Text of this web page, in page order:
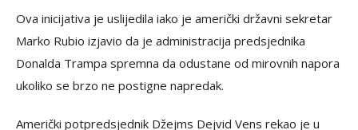
Ova inicijativa je uslijedila iako je američki državni sekretar
Marko Rubio izjavio da je administracija predsjednika
Donalda Trampa spremna da odustane od mirovnih napora
ukoliko se brzo ne postigne napredak.
Američki potpredsjednik Džejms Dejvid Vens rekao je u